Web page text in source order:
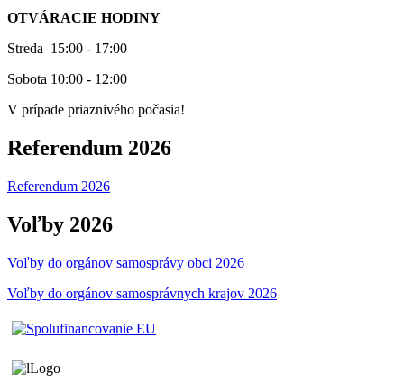
OTVÁRACIE HODINY
Streda 15:00 - 17:00
Sobota 10:00 - 12:00
V prípade priaznivého počasia!
Referendum 2026
Referendum 2026
Voľby 2026
Voľby do orgánov samosprávy obci 2026
Voľby do orgánov samosprávnych krajov 2026